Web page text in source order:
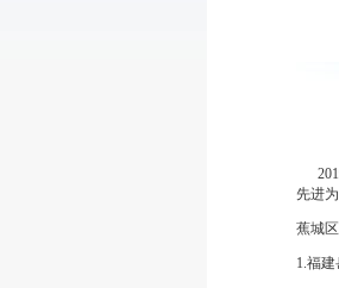
热
2019
先进
蕉城
1.福